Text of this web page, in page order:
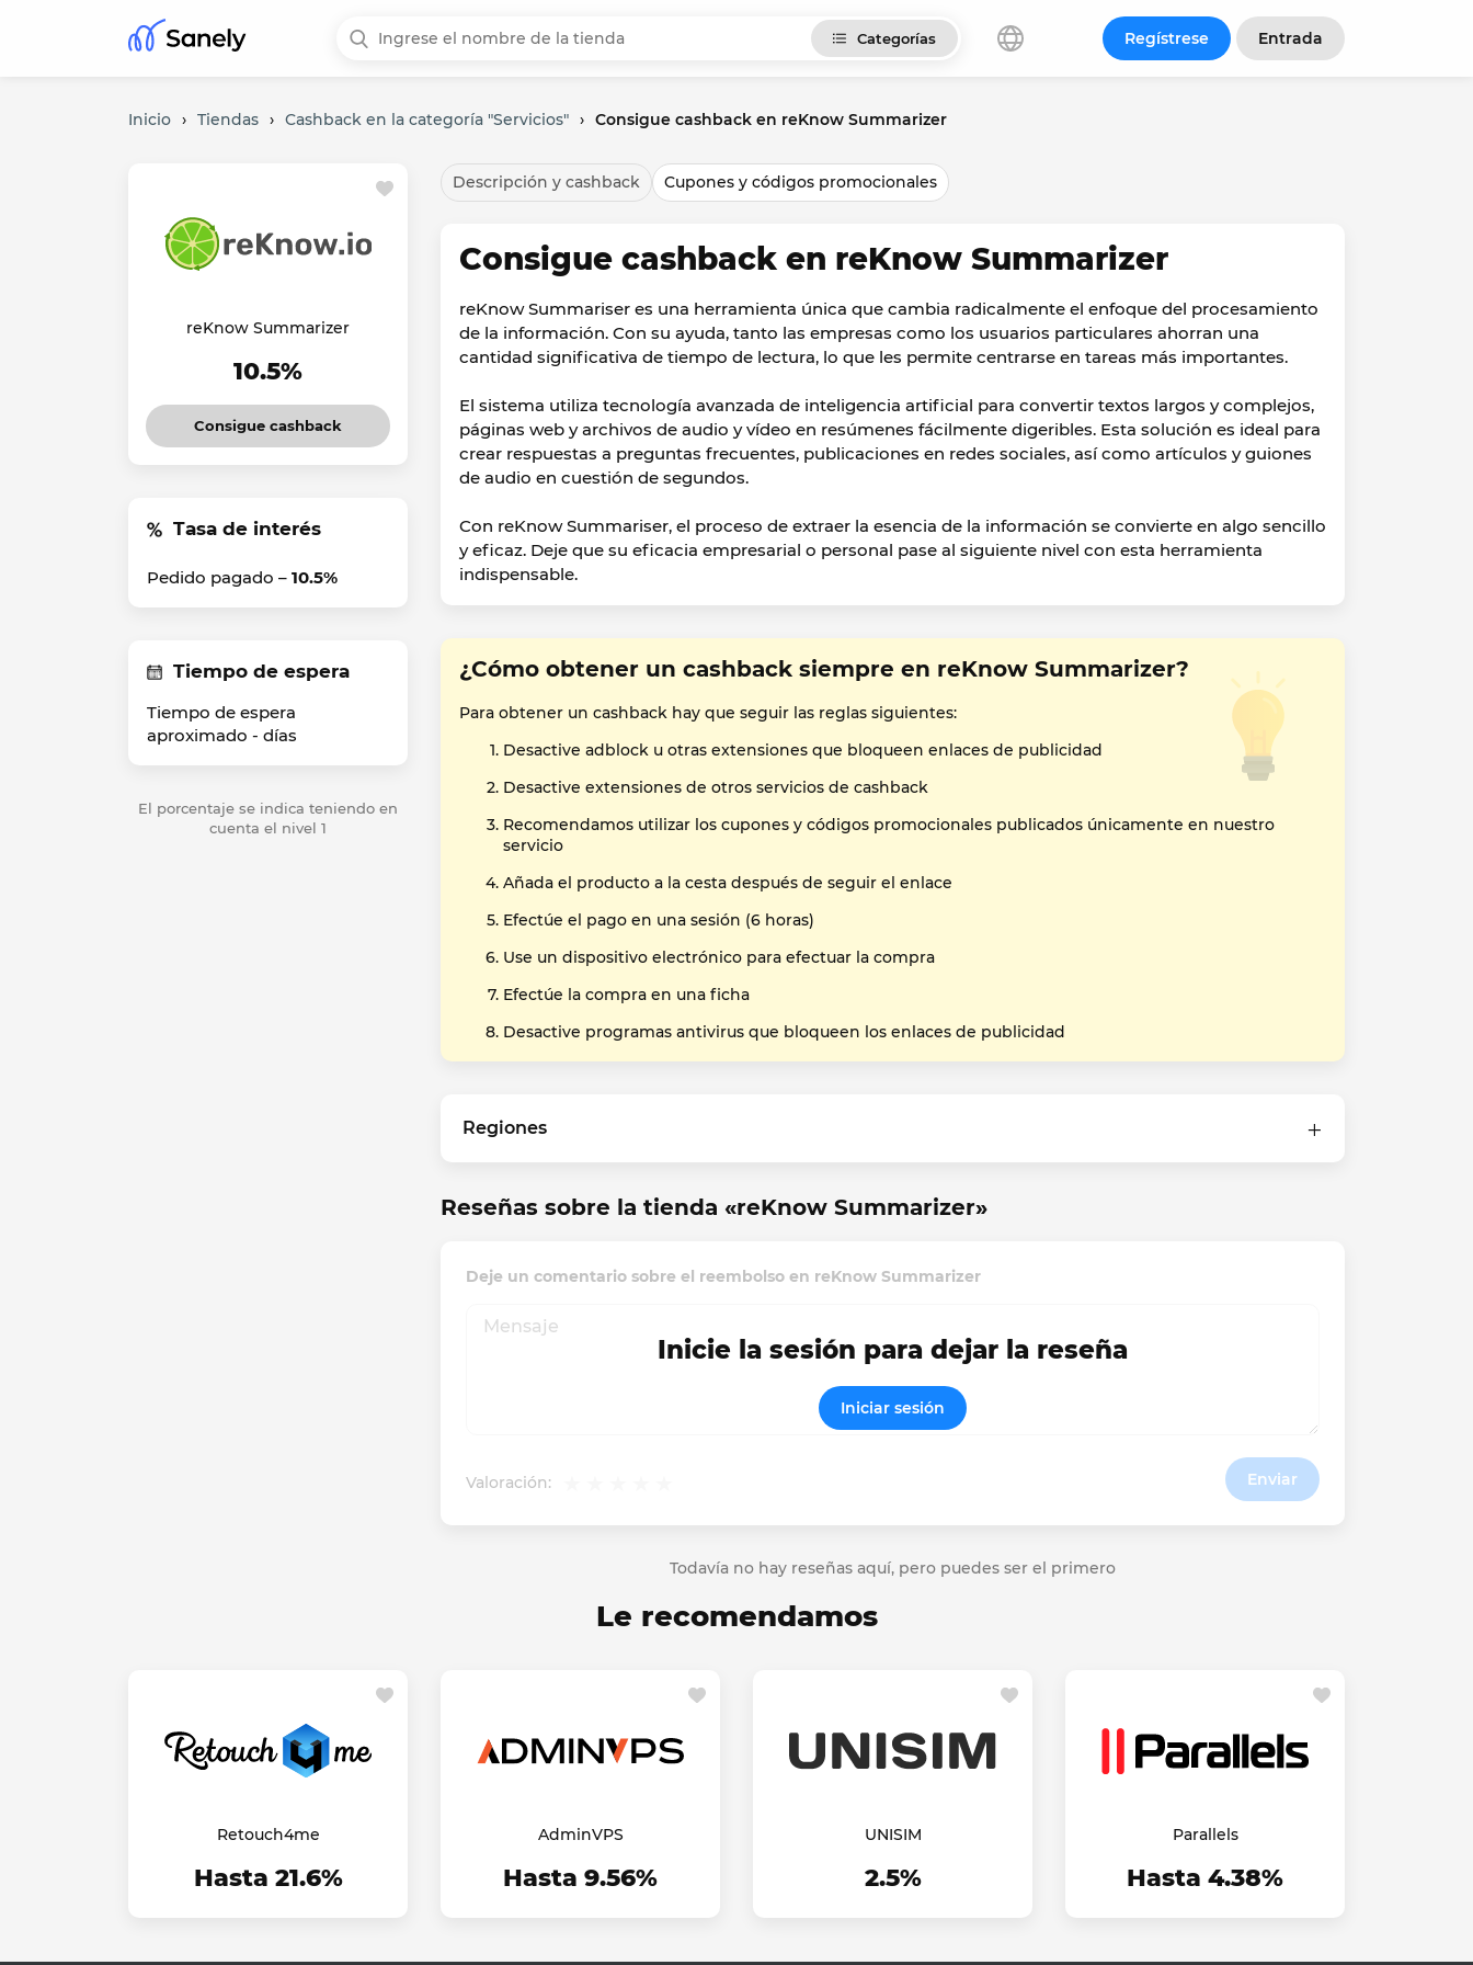
Categorías Regístrese Entrada
Inicio › Tiendas › Cashback en la categoría "Servicios" › Consigue cashback en reKnow Summarizer
reKnow Summarizer
10.5%
Consigue cashback
Tasa de interés
Pedido pagado – 10.5%
Tiempo de espera
Tiempo de espera
aproximado - días
El porcentaje se indica teniendo en
cuenta el nivel 1
Descripción y cashback Cupones y códigos promocionales
Consigue cashback en reKnow Summarizer
reKnow Summariser es una herramienta única que cambia radicalmente el enfoque del procesamiento
de la información. Con su ayuda, tanto las empresas como los usuarios particulares ahorran una
cantidad significativa de tiempo de lectura, lo que les permite centrarse en tareas más importantes.
El sistema utiliza tecnología avanzada de inteligencia artificial para convertir textos largos y complejos,
páginas web y archivos de audio y vídeo en resúmenes fácilmente digeribles. Esta solución es ideal para
crear respuestas a preguntas frecuentes, publicaciones en redes sociales, así como artículos y guiones
de audio en cuestión de segundos.
Con reKnow Summariser, el proceso de extraer la esencia de la información se convierte en algo sencillo
y eficaz. Deje que su eficacia empresarial o personal pase al siguiente nivel con esta herramienta
indispensable.
¿Cómo obtener un cashback siempre en reKnow Summarizer?
Para obtener un cashback hay que seguir las reglas siguientes:
Desactive adblock u otras extensiones que bloqueen enlaces de publicidad
Desactive extensiones de otros servicios de cashback
Recomendamos utilizar los cupones y códigos promocionales publicados únicamente en nuestro
servicio
Añada el producto a la cesta después de seguir el enlace
Efectúe el pago en una sesión (6 horas)
Use un dispositivo electrónico para efectuar la compra
Efectúe la compra en una ficha
Desactive programas antivirus que bloqueen los enlaces de publicidad
Regiones
Reseñas sobre la tienda «reKnow Summarizer»
Deje un comentario sobre el reembolso en reKnow Summarizer
Valoración: Enviar
Inicie la sesión para dejar la reseña
Iniciar sesión
Todavía no hay reseñas aquí, pero puedes ser el primero
Le recomendamos
Retouch4me
Hasta 21.6%
AdminVPS
Hasta 9.56%
UNISIM
2.5%
Parallels
Hasta 4.38%